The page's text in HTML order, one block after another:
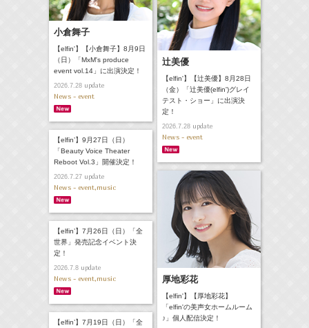
小倉舞子
【elfin'】【小倉舞子】8月9日
（日）「MxM's produce
event vol.14」に出演決定！
2026.7.28update
News - event
辻美優
【elfin'】【辻美優】8月28日
（金）「辻美優(elfin')グレイ
テスト・ショー」に出演決
定！
2026.7.28update
News - event
【elfin’】9月27日（日）
「Beauty Voice Theater
Reboot Vol.3」開催決定！
2026.7.27update
News - event,music
厚地彩花
【elfin'】【厚地彩花】
「elfin'の美声女ホームルーム
♪」個人配信決定！
【elfin’】7月26日（日）「全
世界」発売記念イベント決
定！
2026.7.8update
News - event,music
【elfin’】7月19日（日）「全